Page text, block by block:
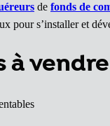
de fonds de
pour s’installer et
à